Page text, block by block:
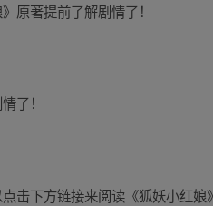
原著提前了解剧情了！
了！
击下方链接来阅读《狐妖小红娘